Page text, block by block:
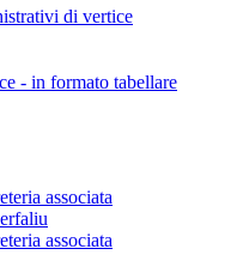
di vertice
- in formato tabellare
associata
associata